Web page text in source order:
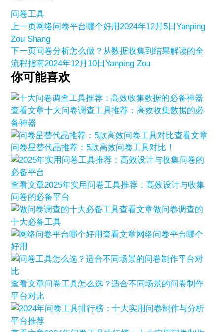
问卷工具
上一页网络问卷平台哪个好用 2024年12月5日Yanping
Zou Shang
下一页问卷分析怎么做？从数据收集到结果解读的全
流程指南2024年12月10日Yanping Zou
你可能喜欢
查看文章十大问卷调查工具推荐：高效收集数据的必
备神器
查看文章
问卷星替代品推荐：5款高效问卷工具对比！
查看文章2025年实用问卷工具推荐：高效设计与收集
问卷的必备平台
查看文章做问卷调查的
十大必备工具
查看文章网络问卷平台哪个
好用
查看文章问卷工具怎么选？适合不同场景的问卷制作
平台对比